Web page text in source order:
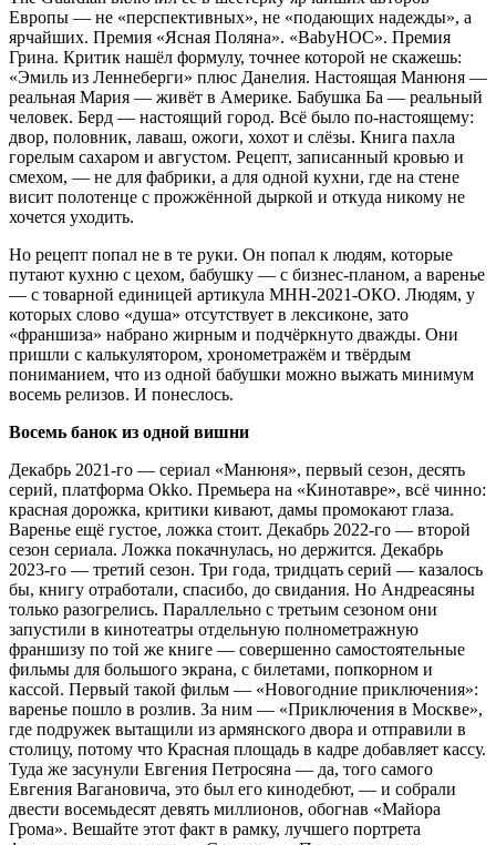
Европы — не «перспективных», не «подающих надежды», а
ярчайших. Премия «Ясная Поляна». «BabyНОС». Премия
Грина. Критик нашёл формулу, точнее которой не скажешь:
«Эмиль из Леннеберги» плюс Данелия. Настоящая Манюня —
реальная Мария — живёт в Америке. Бабушка Ба — реальный
человек. Берд — настоящий город. Всё было по-настоящему:
двор, половник, лаваш, ожоги, хохот и слёзы. Книга пахла
горелым сахаром и августом. Рецепт, записанный кровью и
смехом, — не для фабрики, а для одной кухни, где на стене
висит полотенце с прожжённой дыркой и откуда никому не
хочется уходить.
Но рецепт попал не в те руки. Он попал к людям, которые
путают кухню с цехом, бабушку — с бизнес-планом, а варенье
— с товарной единицей артикула МНН-2021-ОКО. Людям, у
которых слово «душа» отсутствует в лексиконе, зато
«франшиза» набрано жирным и подчёркнуто дважды. Они
пришли с калькулятором, хронометражём и твёрдым
пониманием, что из одной бабушки можно выжать минимум
восемь релизов. И понеслось.
Восемь банок из одной вишни
Декабрь 2021-го — сериал «Манюня», первый сезон, десять
серий, платформа Okko. Премьера на «Кинотавре», всё чинно:
красная дорожка, критики кивают, дамы промокают глаза.
Варенье ещё густое, ложка стоит. Декабрь 2022-го — второй
сезон сериала. Ложка покачнулась, но держится. Декабрь
2023-го — третий сезон. Три года, тридцать серий — казалось
бы, книгу отработали, спасибо, до свидания. Но Андреасяны
только разогрелись. Параллельно с третьим сезоном они
запустили в кинотеатры отдельную полнометражную
франшизу по той же книге — совершенно самостоятельные
фильмы для большого экрана, с билетами, попкорном и
кассой. Первый такой фильм — «Новогодние приключения»:
варенье пошло в розлив. За ним — «Приключения в Москве»,
где подружек вытащили из армянского двора и отправили в
столицу, потому что Красная площадь в кадре добавляет кассу.
Туда же засунули Евгения Петросяна — да, того самого
Евгения Вагановича, это был его кинодебют, — и собрали
двести восемьдесят девять миллионов, обогнав «Майора
Грома». Вешайте этот факт в рамку, лучшего портрета